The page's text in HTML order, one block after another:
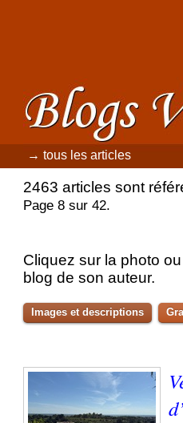
→ tous les articles
2463 articles sont
Page 8 sur 42.
Cliquez sur la photo
blog de son auteur.
Images et descriptions